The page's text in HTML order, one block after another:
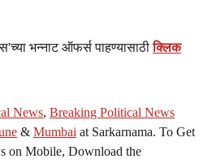
भन्नाट ऑफर्स पाहण्यासाठीक्लिक
News, Breaking Political News
& Mumbai at Sarkarnama. To Get
on Mobile, Download the